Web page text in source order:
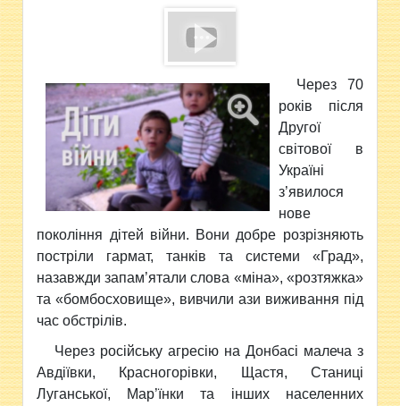
Через 70
років після
Другої
світової в
Україні
з’явилося
нове
покоління дітей війни. Вони добре розрізняють
постріли гармат, танків та системи «Град»,
назавжди запам’ятали слова «міна», «розтяжка»
та «бомбосховище», вивчили ази виживання під
час обстрілів.
Через російську агресію на Донбасі малеча з
Авдіївки, Красногорівки, Щастя, Станиці
Луганської, Мар’їнки та інших населенних